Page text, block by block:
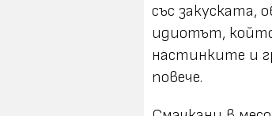
със закуската,
идиотът, който
настинките и
повече.